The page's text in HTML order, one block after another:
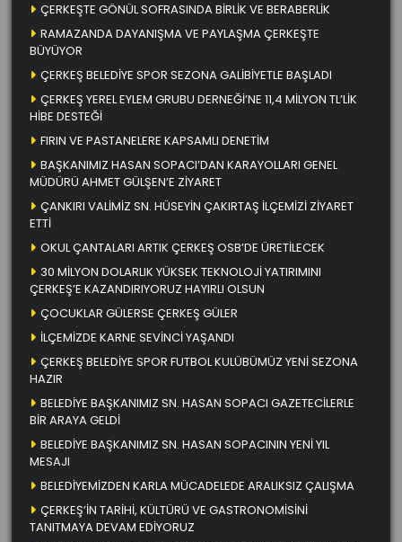
ÇERKEŞTE GÖNÜL SOFRASINDA BİRLİK VE BERABERLİK
RAMAZANDA DAYANIŞMA VE PAYLAŞMA ÇERKEŞTE
BÜYÜYOR
ÇERKEŞ BELEDİYE SPOR SEZONA GALİBİYETLE BAŞLADI
ÇERKEŞ YEREL EYLEM GRUBU DERNEĞİ’NE 11,4 MİLYON TL’LİK
HİBE DESTEĞİ
FIRIN VE PASTANELERE KAPSAMLI DENETİM
BAŞKANIMIZ HASAN SOPACI’DAN KARAYOLLARI GENEL
MÜDÜRÜ AHMET GÜLŞEN’E ZİYARET
ÇANKIRI VALİMİZ SN. HÜSEYİN ÇAKIRTAŞ İLÇEMİZİ ZİYARET
ETTİ
OKUL ÇANTALARI ARTIK ÇERKEŞ OSB’DE ÜRETİLECEK
30 MİLYON DOLARLIK YÜKSEK TEKNOLOJİ YATIRIMINI
ÇERKEŞ’E KAZANDIRIYORUZ HAYIRLI OLSUN
ÇOCUKLAR GÜLERSE ÇERKEŞ GÜLER
İLÇEMİZDE KARNE SEVİNCİ YAŞANDI
ÇERKEŞ BELEDİYE SPOR FUTBOL KULÜBÜMÜZ YENİ SEZONA
HAZIR
BELEDİYE BAŞKANIMIZ SN. HASAN SOPACI GAZETECİLERLE
BİR ARAYA GELDİ
BELEDİYE BAŞKANIMIZ SN. HASAN SOPACININ YENİ YIL
MESAJI
BELEDİYEMİZDEN KARLA MÜCADELEDE ARALIKSIZ ÇALIŞMA
ÇERKEŞ’İN TARİHİ, KÜLTÜRÜ VE GASTRONOMİSİNİ
TANITMAYA DEVAM EDİYORUZ